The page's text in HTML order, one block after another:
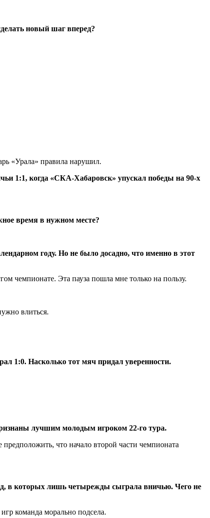
новый шаг вперед?
«Урала» правила нарушил.
1:1, когда «СКА-Хабаровск» упускал победы на 90-х
время в нужном месте?
году. Но не было досадно, что именно в этот
чемпионате. Эта пауза пошла мне только на пользу.
влиться.
1:0. Насколько тот мяч придал уверенности.
лучшим молодым игроком 22-го тура.
что начало второй части чемпионата
в которых лишь четырежды сыграла вничью. Чего не
команда морально подсела.